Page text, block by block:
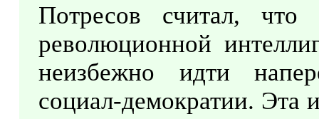
Потресов считал,
революционной
неизбежно идти
социал-демократии. Эта